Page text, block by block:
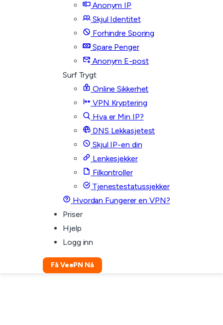
Anonym IP
Skjul Identitet
Forhindre Sporing
Spare Penger
Anonym E-post
Surf Trygt
Online Sikkerhet
VPN Kryptering
Hva er Min IP?
DNS Lekkasjetest
Skjul IP-en din
Lenkesjekker
Filkontroller
Tjenestestatussjekker
Hvordan Fungerer en VPN?
Priser
Hjelp
Logg inn
Få VeePN Nå